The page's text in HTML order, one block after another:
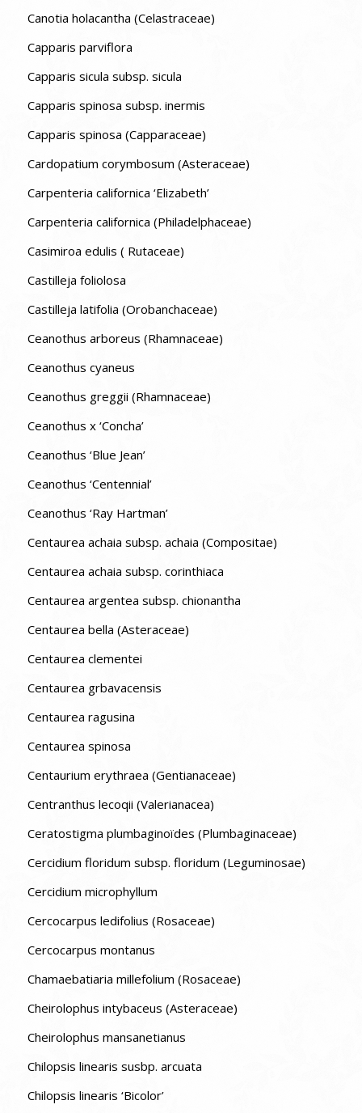
Canotia holacantha (Celastraceae)
Capparis parviflora
Capparis sicula subsp. sicula
Capparis spinosa subsp. inermis
Capparis spinosa (Capparaceae)
Cardopatium corymbosum (Asteraceae)
Carpenteria californica ‘Elizabeth’
Carpenteria californica (Philadelphaceae)
Casimiroa edulis ( Rutaceae)
Castilleja foliolosa
Castilleja latifolia (Orobanchaceae)
Ceanothus arboreus (Rhamnaceae)
Ceanothus cyaneus
Ceanothus greggii (Rhamnaceae)
Ceanothus x ‘Concha’
Ceanothus ‘Blue Jean’
Ceanothus ‘Centennial’
Ceanothus ‘Ray Hartman’
Centaurea achaia subsp. achaia (Compositae)
Centaurea achaia subsp. corinthiaca
Centaurea argentea subsp. chionantha
Centaurea bella (Asteraceae)
Centaurea clementei
Centaurea grbavacensis
Centaurea ragusina
Centaurea spinosa
Centaurium erythraea (Gentianaceae)
Centranthus lecoqii (Valerianacea)
Ceratostigma plumbaginoïdes (Plumbaginaceae)
Cercidium floridum subsp. floridum (Leguminosae)
Cercidium microphyllum
Cercocarpus ledifolius (Rosaceae)
Cercocarpus montanus
Chamaebatiaria millefolium (Rosaceae)
Cheirolophus intybaceus (Asteraceae)
Cheirolophus mansanetianus
Chilopsis linearis susbp. arcuata
Chilopsis linearis ‘Bicolor’